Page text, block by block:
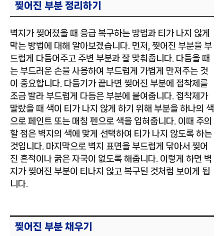
찢어진 부분 정리하기
벽지가 찢어졌을 때 응급 복구하는 방법과 티가 나지 않게
막는 방법에 대해 알아보겠습니다. 먼저, 찢어진 부분을 부
드럽게 다듬어주고 주변 부분과 잘 맞춰줍니다. 다듬을 때
는 부드러운 손을 사용하여 부드럽게 가볍게 만져주는 것
이 중요합니다. 다듬기가 끝나면 찢어진 부분에 접착제를
조금 발라 부드럽게 다듬은 부분에 붙여줍니다. 접착제가
말랐을 때 색이 티가 나지 않게 하기 위해 부분을 하나의 색
으로 페인트 또는 매칭 펜으로 색을 입혀줍니다. 이때 주의
할 점은 벽지의 색에 맞게 선택하여 티가 나지 않도록 하는
것입니다. 마지막으로 벽지 표면을 부드럽게 닦아서 찢어
진 흔적이나 굵은 자국이 없도록 해줍니다. 이렇게 하면 벽
지가 찢어진 부분이 티나지 않고 복구된 것처럼 보이게 됩
니다.
찢어진 부분 채우기